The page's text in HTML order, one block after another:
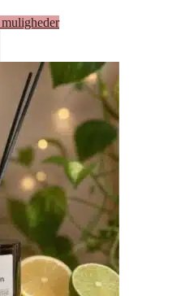
kr.
Dette
flere
varianter.
Mulighederne
kan
vælges
på
varesiden